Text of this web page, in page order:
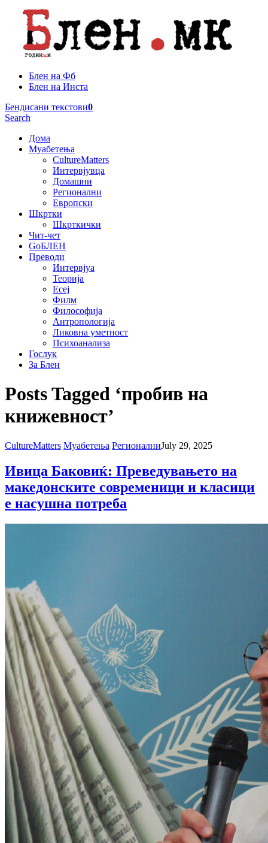
Блен на Фб
Блен на Инста
Бендисани текстови0
Search
Дома
Муабетења
CultureMatters
Интервјувца
Домашни
Регионални
Европски
Шкртки
Шкрткички
Чит-чет
GoБЛЕН
Преводи
Интервјуа
Теорија
Есеј
Филм
Философија
Антропологија
Ликовна уметност
Психоанализа
Гослук
За Блен
Posts Tagged ‘пробив на
книжевност’
CultureMatters Муабетења РегионалниJuly 29, 2025
Ивица Баковиќ: Преведувањето на
македонските современици и класици
е насушна потреба